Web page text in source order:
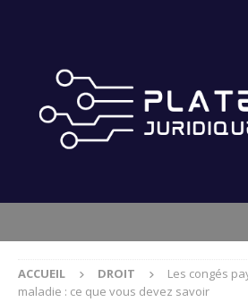
ACCUEIL DROIT
Les congés
maladie : ce que vous devez savoir